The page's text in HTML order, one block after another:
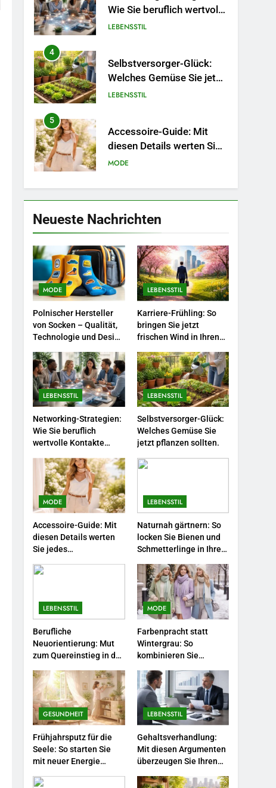
4
Selbstversorger-Glück:
Welches Gemüse Sie jetzt
5
Accessoire-Guide: Mit
diesen Details werten Sie
6
Naturnah gärtnern: So
locken Sie Bienen und
Berufliche
Neuorientierung: Mut zum
Quereinstieg in der neuen
Saison.
LEBENSSTIL
8
Farbenpracht statt
Wintergrau: So
kombinieren Sie
Pastelltöne in diesem
MODE
Polnischer Hersteller von
Socken – Qualität,
Technologie und Design in
einem
MODE
Karriere-Frühling: So
bringen Sie jetzt frischen
LEBENSSTIL
3
Networking-Strategien:
Wie Sie beruflich wertvolle
Kontakte knüpfen.
LEBENSSTIL
4
Selbstversorger-Glück:
Welches Gemüse Sie jetzt
pflanzen sollten.
LEBENSSTIL
5
Accessoire-Guide: Mit
diesen Details werten Sie
jedes Frühlingsoutfit auf.
MODE
6
Naturnah gärtnern: So
locken Sie Bienen und
Schmetterlinge in Ihren
Garten.
7
Berufliche
Neuorientierung: Mut zum
Neueste Nachrichten
MODE
Polnischer Hersteller
von Socken – Qualität,
Technologie und Design
LEBENSSTIL
Karriere-Frühling: So
bringen Sie jetzt
frischen Wind in Ihren
LEBENSSTIL
Networking-Strategien:
Wie Sie beruflich
wertvolle Kontakte
LEBENSSTIL
Selbstversorger-Glück:
Welches Gemüse Sie
jetzt pflanzen sollten.
MODE
Accessoire-Guide: Mit
diesen Details werten
Sie jedes
LEBENSSTIL
Naturnah gärtnern: So
locken Sie Bienen und
Schmetterlinge in Ihren
LEBENSSTIL
Berufliche
Neuorientierung: Mut
zum Quereinstieg in der
MODE
Farbenpracht statt
Wintergrau: So
kombinieren Sie
Jahr.
GESUNDHEIT
Frühjahrsputz für die
Seele: So starten Sie
mit neuer Energie
LEBENSSTIL
Gehaltsverhandlung:
Mit diesen Argumenten
überzeugen Sie Ihren